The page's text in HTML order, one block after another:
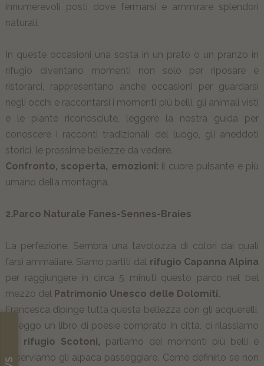
innumerevoli posti dove fermarsi e ammirare splendori
naturali.
In queste occasioni una sosta in un prato o un pranzo in
rifugio diventano momenti non solo per riposare e
ristorarci, rappresentano anche occasioni per guardarsi
negli occhi e raccontarsi i momenti più belli, gli animali visti
e le piante riconosciute, leggere la nostra guida per
conoscere i racconti tradizionali del luogo, gli aneddoti
storici, le prossime bellezze da vedere.
Confronto, scoperta, emozioni: il cuore pulsante e più
umano della montagna.
2.Parco Naturale Fanes-Sennes-Braies
La perfezione. Sembra una tavolozza di colori dai quali
farsi ammaliare. Siamo partiti dal rifugio Capanna Alpina
per raggiungere in circa 5 minuti questo parco nel bel
mezzo del Patrimonio Unesco delle Dolomiti.
Francesca dipinge tutta questa bellezza con gli acquerelli,
io leggo un libro di poesie comprato in città, ci rilassiamo
rifugio Scotoni, parliamo dei momenti più belli e
osserviamo gli alpaca passeggiare. Come definirlo se non